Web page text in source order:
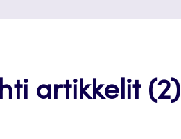
artikkelit (2)